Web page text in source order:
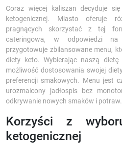
Coraz więcej kaliszan decyduje
ketogenicznej. Miasto oferuje
pragnących skorzystać z tej
cateringowa, w odpowiedzi na
przygotowuje zbilansowane menu,
diety keto. Wybierając naszą dietę
możliwość dostosowania swojej
preferencji smakowych. Menu jest
urozmaicony jadłospis bez
odkrywanie nowych smaków i potraw.
Korzyści z
ketogenicznej